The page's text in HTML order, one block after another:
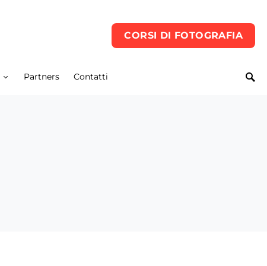
CORSI DI FOTOGRAFIA
Partners Contatti